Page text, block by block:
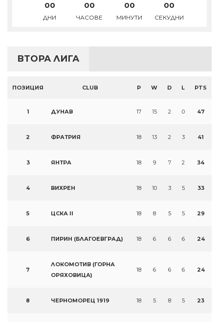
00
ДНИ
00
ЧАСОВЕ
00
МИНУТИ
00
СЕКУДНИ
ВТОРА ЛИГА
ПОЗИЦИЯ CLUB P W D L PTS
1 ДУНАВ 17 15 2 0 47
2 ФРАТРИЯ 18 13 2 3 41
3 ЯНТРА 18 9 7 2 34
4 ВИХРЕН 18 10 3 5 33
5 ЦСКА II 18 8 5 5 29
6 ПИРИН (БЛАГОЕВГРАД) 18 6 6 6 24
7
ЛОКОМОТИВ (ГОРНА
ОРЯХОВИЦА)
18 6 6 6 24
8 ЧЕРНОМОРЕЦ 1919 18 5 8 5 23